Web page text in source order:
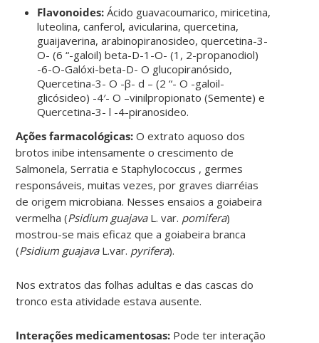
Flavonoides:Ácido guavacoumarico, miricetina,
luteolina, canferol, avicularina, quercetina,
guaijaverina, arabinopiranosideo, quercetina-3-
O- (6 “-galoil) beta-D-1-O- (1, 2-propanodiol)
-6-O-Galóxi-beta-D- O glucopiranósido,
Quercetina-3- O -β- d – (2 “- O -galoil-
glicósideo) -4′- O –vinilpropionato (Semente) e
Quercetina-3- l -4-piranosideo.
Ações farmacológicas: O extrato aquoso dos
brotos inibe intensamente o crescimento de
Salmonela, Serratia e Staphylococcus , germes
responsáveis, muitas vezes, por graves diarréias
de origem microbiana. Nesses ensaios a goiabeira
vermelha (Psidium guajavaL. var. pomifera)
mostrou-se mais eficaz que a goiabeira branca
(Psidium guajavaL.var. pyrifera).
Nos extratos das folhas adultas e das cascas do
tronco esta atividade estava ausente.
Interações medicamentosas: Pode ter interação